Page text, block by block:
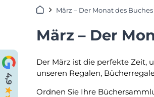
StartseiteMärz – Der Monat des Buches
März – Der
Der März ist die perfekte Zeit,
unseren Regalen,
Ordnen Sie Ihre